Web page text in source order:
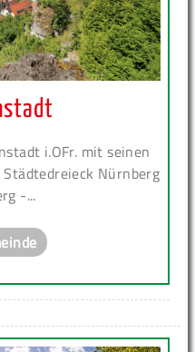
i.OFr. mit seinen
Nürnberg
-...